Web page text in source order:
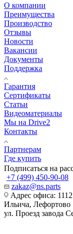
О компании
Преимущества
Производство
Отзывы
Новости
Вакансии
Документы
Поддержка
Гарантия
Сертификаты
Статьи
Видеоматериалы
Мы на Drive2
Контакты
Партнерам
Где купить
Подписаться на
+7 (499) 450-90-08
zakaz@ns.parts
Адрес офиса:
Ильича, Лефортово
ул. Проезд завода